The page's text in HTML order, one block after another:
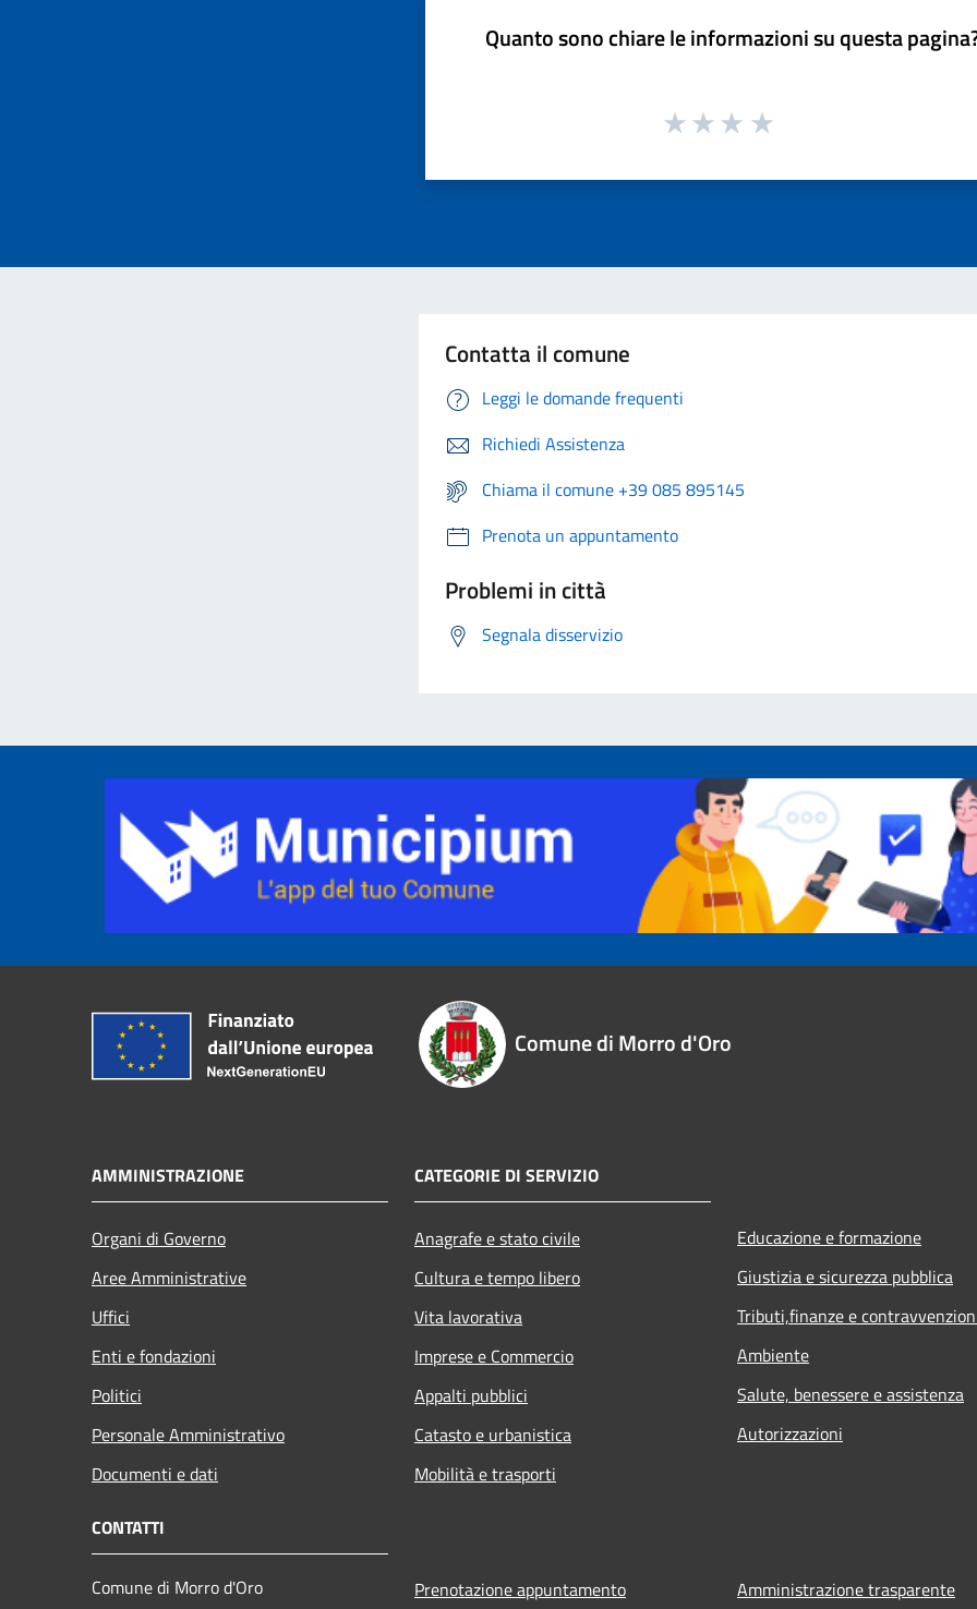
Quanto sono chiare le informazioni su questa
Contatta il comune
Leggi le domande frequenti
Richiedi Assistenza
Chiama il comune +39 085 895145
Prenota un appuntamento
Problemi in città
Segnala disservizio
Comune di Morro d'Oro
AMMINISTRAZIONE
Organi di Governo
Aree Amministrative
Uffici
Enti e fondazioni
Politici
Personale Amministrativo
Documenti e dati
CATEGORIE DI SERVIZIO
Anagrafe e stato civile
Cultura e tempo libero
Vita lavorativa
Imprese e Commercio
Appalti pubblici
Catasto e urbanistica
Mobilità e trasporti
Educazione e formazione
Giustizia e sicurezza pubblica
Tributi,finanze e
Ambiente
Salute, benessere e assistenza
Autorizzazioni
CONTATTI
Comune di Morro d'Oro
Prenotazione appuntamento Amministrazione trasparente